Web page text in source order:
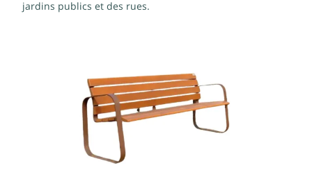
jardins publics et des rues.